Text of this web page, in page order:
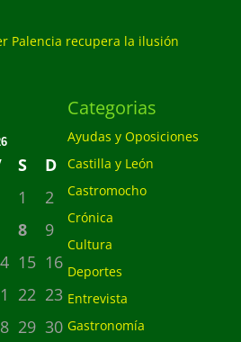
Palencia recupera la ilusión
S
D
1
2
8
9
15 16
22 23
29 30
Categorias
Ayudas y Oposiciones
Castilla y León
Castromocho
Crónica
Cultura
Deportes
Entrevista
Gastronomía